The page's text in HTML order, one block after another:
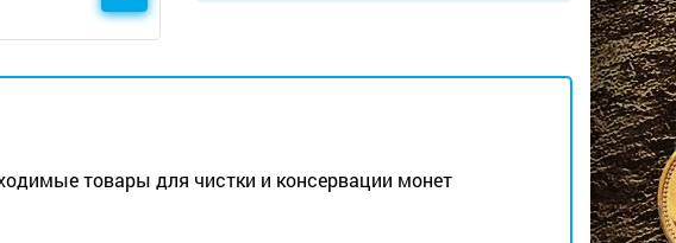
товары для чистки и консервации монет